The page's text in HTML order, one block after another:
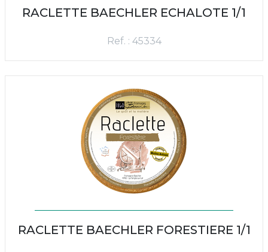
RACLETTE BAECHLER ECHALOTE 1/1
Ref. : 45334
RACLETTE BAECHLER FORESTIERE 1/1